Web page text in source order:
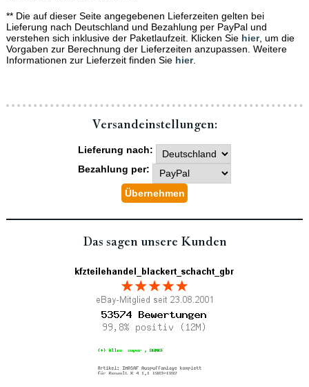
** Die auf dieser Seite angegebenen Lieferzeiten gelten bei
Lieferung nach Deutschland und Bezahlung per PayPal und
verstehen sich inklusive der Paketlaufzeit. Klicken Sie hier, um die
Vorgaben zur Berechnung der Lieferzeiten anzupassen. Weitere
Informationen zur Lieferzeit finden Sie hier.
Versand­einstellungen:
Lieferung nach:
Bezahlung per:
Das sagen unsere Kunden